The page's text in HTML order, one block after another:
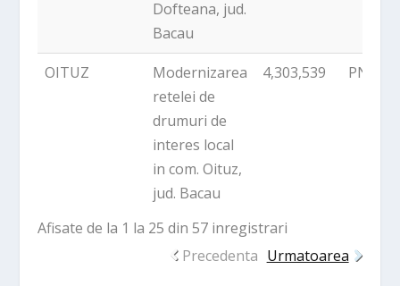
Dofteana, jud.
Bacau
OITUZ
Modernizarea
retelei de
drumuri de
interes local
in com. Oituz,
jud. Bacau
4,303,539 PNDR
Afisate de la 1 la 25 din 57 inregistrari
Precedenta Urmatoarea